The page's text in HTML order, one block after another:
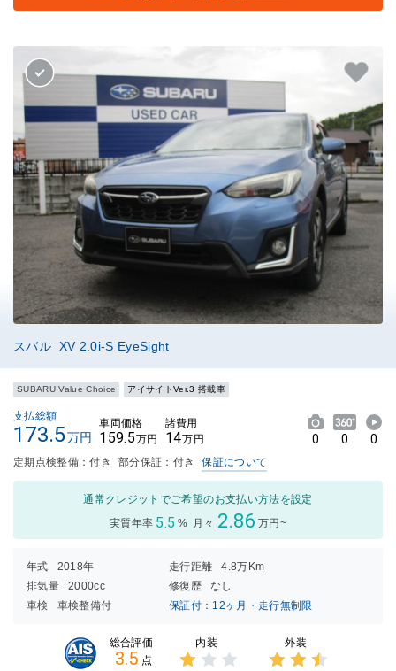
スバル XV 2.0i-S EyeSight
SUBARU Value Choice アイサイトVer.3 搭載車
支払総額
173.5万円
車両価格
159.5万円
諸費用
14万円 0 0 0
定期点検整備：付き 部分保証：付き 保証について
通常クレジットでご希望のお支払い方法を設定
実質年率 5.5 % 月々 2.86 万円~
年式 2018年 走行距離
4.8万Km
排気量
2000cc 修復歴
なし
車検
車検整備付 保証付：12ヶ月・走行無制限
総合評価
3.5 点
内装 外装